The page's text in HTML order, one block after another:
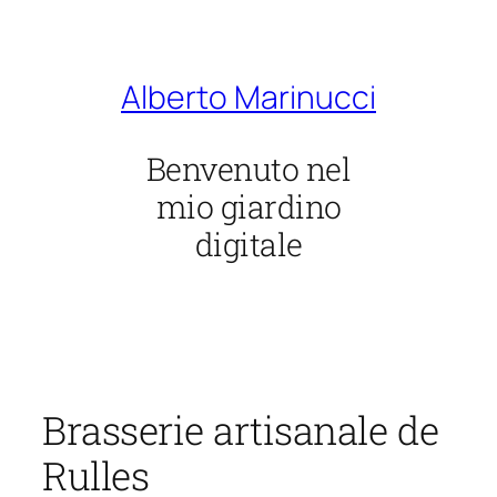
Alberto Marinucci
Benvenuto nel
mio giardino
digitale
Brasserie artisanale de
Rulles